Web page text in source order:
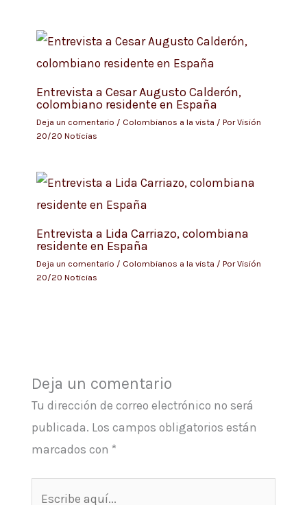
Entrevista a Cesar Augusto Calderón,
colombiano residente en España
Deja un comentario / Colombianos a la vista / PorVisión
20/20 Noticias
Entrevista a Lida Carriazo, colombiana
residente en España
Deja un comentario / Colombianos a la vista / PorVisión
20/20 Noticias
Deja un comentario
Tu dirección de correo electrónico no será
publicada. Los campos obligatorios están
marcados con *